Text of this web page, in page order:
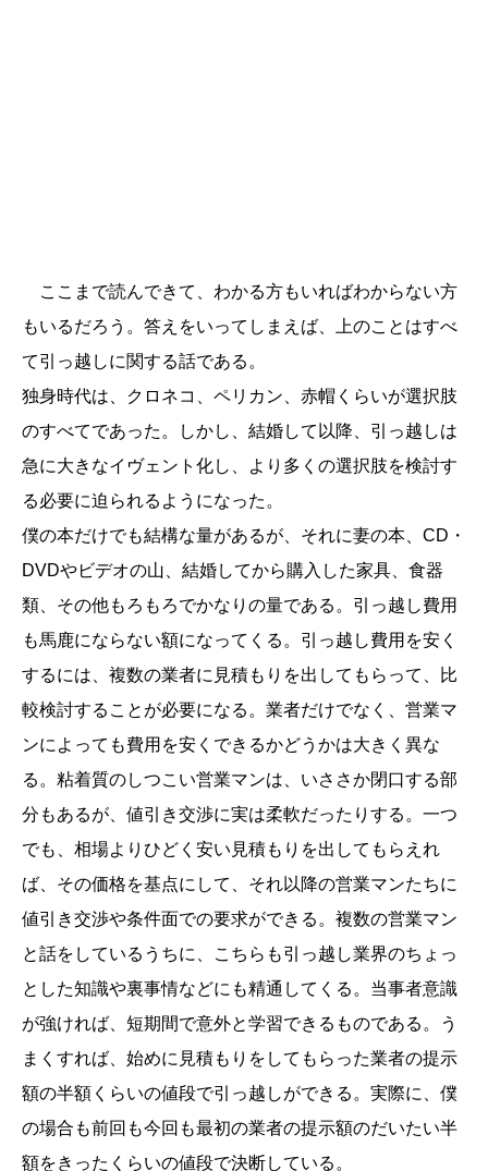
ここまで読んできて、わかる方もいればわからない方
もいるだろう。答えをいってしまえば、上のことはすべ
て引っ越しに関する話である。
独身時代は、クロネコ、ペリカン、赤帽くらいが選択肢
のすべてであった。しかし、結婚して以降、引っ越しは
急に大きなイヴェント化し、より多くの選択肢を検討す
る必要に迫られるようになった。
僕の本だけでも結構な量があるが、それに妻の本、CD・
DVDやビデオの山、結婚してから購入した家具、食器
類、その他もろもろでかなりの量である。引っ越し費用
も馬鹿にならない額になってくる。引っ越し費用を安く
するには、複数の業者に見積もりを出してもらって、比
較検討することが必要になる。業者だけでなく、営業マ
ンによっても費用を安くできるかどうかは大きく異な
る。粘着質のしつこい営業マンは、いささか閉口する部
分もあるが、値引き交渉に実は柔軟だったりする。一つ
でも、相場よりひどく安い見積もりを出してもらえれ
ば、その価格を基点にして、それ以降の営業マンたちに
値引き交渉や条件面での要求ができる。複数の営業マン
と話をしているうちに、こちらも引っ越し業界のちょっ
とした知識や裏事情などにも精通してくる。当事者意識
が強ければ、短期間で意外と学習できるものである。う
まくすれば、始めに見積もりをしてもらった業者の提示
額の半額くらいの値段で引っ越しができる。実際に、僕
の場合も前回も今回も最初の業者の提示額のだいたい半
額をきったくらいの値段で決断している。